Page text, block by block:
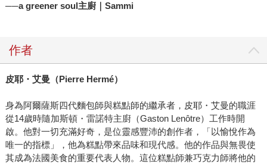
──a greener soul主廚｜Sammi
作者
皮耶・艾曼（Pierre Hermé）
身為阿爾薩斯四代麵包師與糕點師的繼承者，皮耶・艾曼的職涯
從14歲時隨加斯頓・雷諾特主廚（Gaston Lenôtre）工作時開
啟。他對一切充滿好奇，是位靈感豐沛的創作者，「以愉悅作為
唯一的指標」，他為糕點帶來品味和現代感。他的作品與無畏使
其成為法國美食的重要代表人物。這位糕點師兼巧克力師將他的